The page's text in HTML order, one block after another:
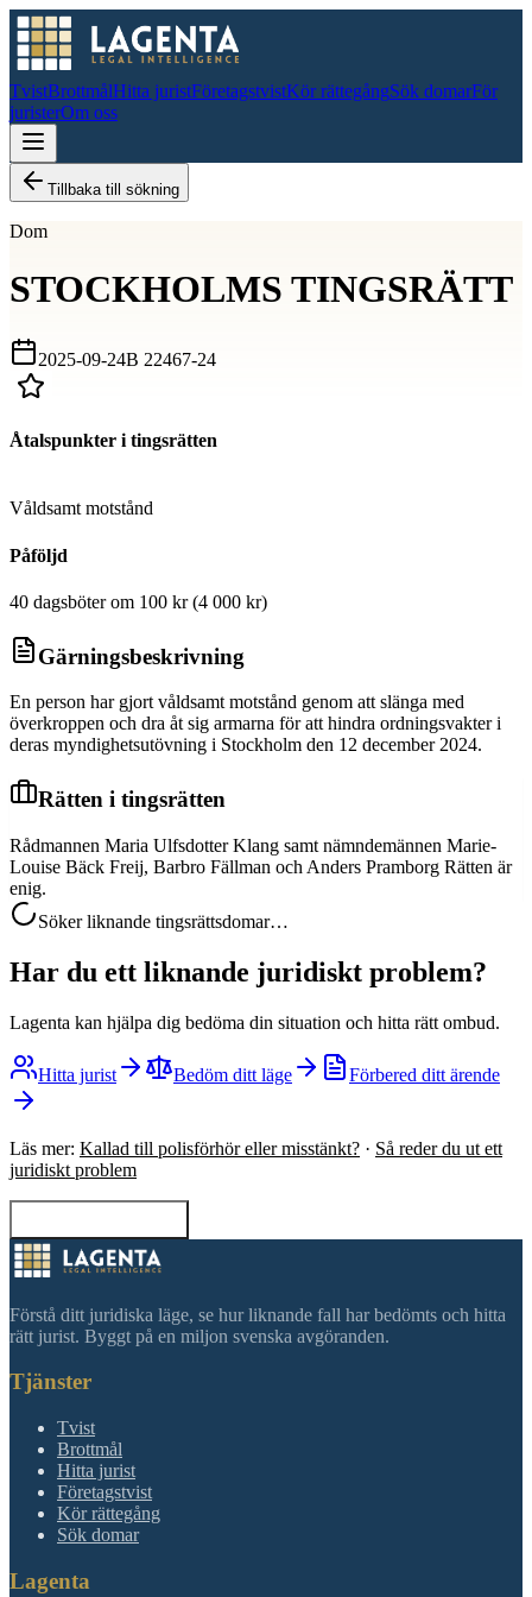
TvistBrottmålHitta juristFöretagstvistKör rättegångSök domarFör
juristerOm oss
Tillbaka till sökning
Dom
STOCKHOLMS TINGSRÄTT
2025-09-24B 22467-24
Åtalspunkter i tingsrätten
Våldsamt motstånd
Påföljd
40 dagsböter om 100 kr (4 000 kr)
Gärningsbeskrivning
En person har gjort våldsamt motstånd genom att slänga med
överkroppen och dra åt sig armarna för att hindra ordningsvakter i
deras myndighetsutövning i Stockholm den 12 december 2024.
Rätten i tingsrätten
Rådmannen Maria Ulfsdotter Klang samt nämndemännen Marie-
Louise Bäck Freij, Barbro Fällman och Anders Pramborg Rätten är
enig.
Söker liknande tingsrättsdomar…
Har du ett liknande juridiskt problem?
Lagenta kan hjälpa dig bedöma din situation och hitta rätt ombud.
Hitta jurist Bedöm ditt läge Förbered ditt ärende
Läs mer: Kallad till polisförhör eller misstänkt? · Så reder du ut ett
juridiskt problem
Förstå ditt juridiska läge, se hur liknande fall har bedömts och hitta
rätt jurist. Byggt på en miljon svenska avgöranden.
Tjänster
Tvist
Brottmål
Hitta jurist
Företagstvist
Kör rättegång
Sök domar
Lagenta